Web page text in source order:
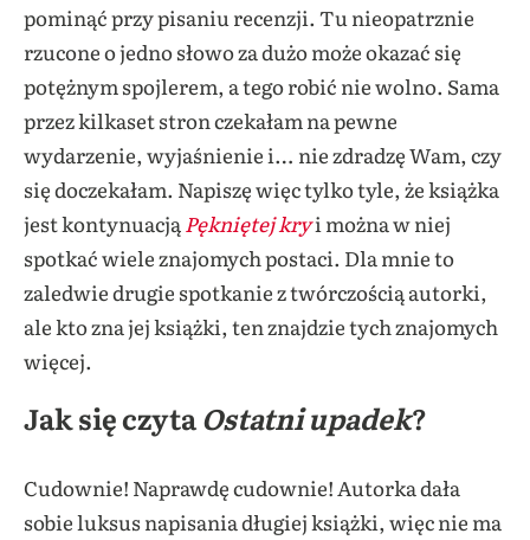
pominąć przy pisaniu recenzji. Tu nieopatrznie
rzucone o jedno słowo za dużo może okazać się
potężnym spojlerem, a tego robić nie wolno. Sama
przez kilkaset stron czekałam na pewne
wydarzenie, wyjaśnienie i… nie zdradzę Wam, czy
się doczekałam. Napiszę więc tylko tyle, że książka
jest kontynuacjąPękniętej kryi można w niej
spotkać wiele znajomych postaci. Dla mnie to
zaledwie drugie spotkanie z twórczością autorki,
ale kto zna jej książki, ten znajdzie tych znajomych
więcej.
Jak się czytaOstatni upadek?
Cudownie! Naprawdę cudownie! Autorka dała
sobie luksus napisania długiej książki, więc nie ma